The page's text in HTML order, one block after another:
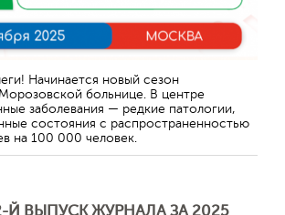
Начинается новый сезон
больнице. В центре
заболевания — редкие патологии,
состояния с распространенностью
на 100 000 человек.
Й ВЫПУСК ЖУРНАЛА ЗА 2025